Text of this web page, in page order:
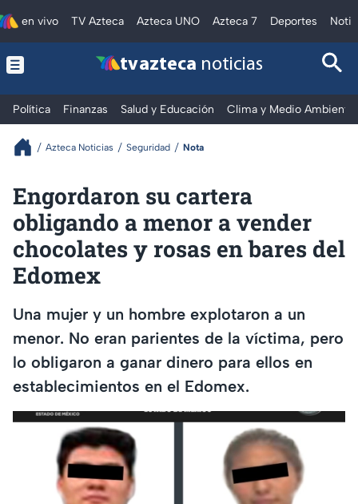
en vivo TV Azteca Azteca UNO Azteca 7 Deportes
tv azteca noticias
Política Finanzas Salud y Educación Clima y Medio Ambiente
Azteca Noticias Seguridad Nota
Engordaron su cartera
obligando a menor a vender
chocolates y rosas en bares del
Edomex
Una mujer y un hombre explotaron a un
menor. No eran parientes de la víctima, pero
lo obligaron a ganar dinero para ellos en
establecimientos en el Edomex.